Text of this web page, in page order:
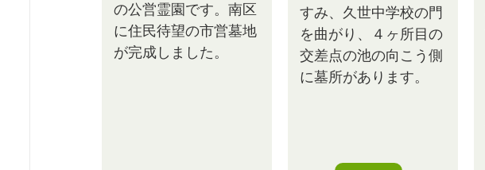
の公営霊園です。南区
に住民待望の市営墓地
が完成しました。
すみ、久世中学校の門
を曲がり、４ヶ所目の
交差点の池の向こう側
に墓所があります。